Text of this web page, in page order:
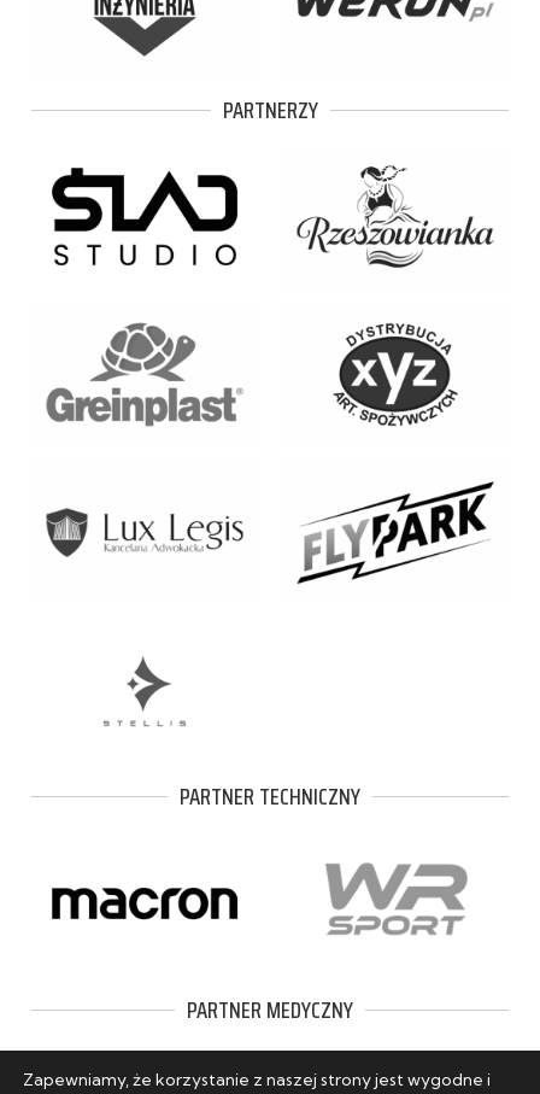
PARTNERZY
PARTNER TECHNICZNY
PARTNER MEDYCZNY
Zapewniamy, że korzystanie z naszej strony jest wygodne i